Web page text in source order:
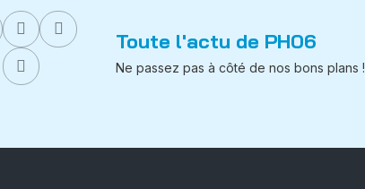
Toute l'actu de PH06
Ne passez pas à côté de nos bons plans !